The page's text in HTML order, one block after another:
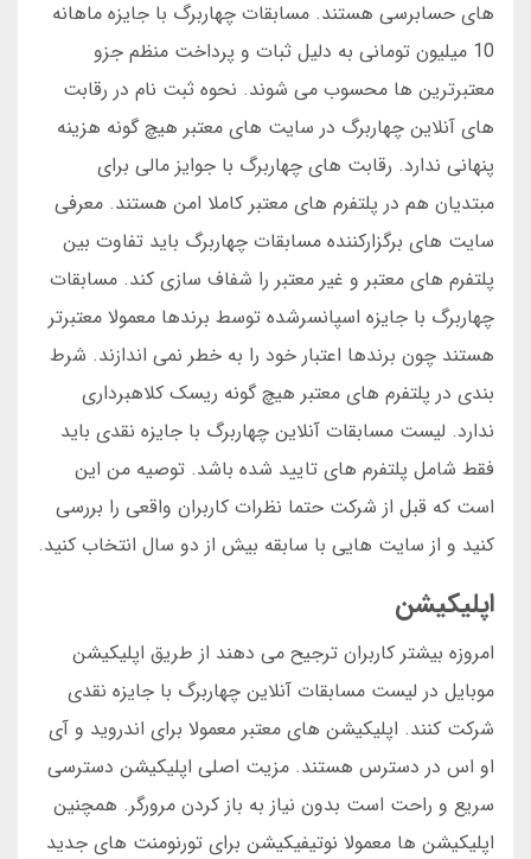
های حسابرسی هستند. مسابقات چهاربرگ با جایزه ماهانه
10 میلیون تومانی به دلیل ثبات و پرداخت منظم جزو
معتبرترین ها محسوب می شوند. نحوه ثبت نام در رقابت
های آنلاین چهاربرگ در سایت های معتبر هیچ گونه هزینه
پنهانی ندارد. رقابت های چهاربرگ با جوایز مالی برای
مبتدیان هم در پلتفرم های معتبر کاملا امن هستند. معرفی
سایت های برگزارکننده مسابقات چهاربرگ باید تفاوت بین
پلتفرم های معتبر و غیر معتبر را شفاف سازی کند. مسابقات
چهاربرگ با جایزه اسپانسرشده توسط برندها معمولا معتبرتر
هستند چون برندها اعتبار خود را به خطر نمی اندازند. شرط
بندی در پلتفرم های معتبر هیچ گونه ریسک کلاهبرداری
ندارد. لیست مسابقات آنلاین چهاربرگ با جایزه نقدی باید
فقط شامل پلتفرم های تایید شده باشد. توصیه من این
است که قبل از شرکت حتما نظرات کاربران واقعی را بررسی
کنید و از سایت هایی با سابقه بیش از دو سال انتخاب کنید.
اپلیکیشن
امروزه بیشتر کاربران ترجیح می دهند از طریق اپلیکیشن
موبایل در لیست مسابقات آنلاین چهاربرگ با جایزه نقدی
شرکت کنند. اپلیکیشن های معتبر معمولا برای اندروید و آی
او اس در دسترس هستند. مزیت اصلی اپلیکیشن دسترسی
سریع و راحت است بدون نیاز به باز کردن مرورگر. همچنین
اپلیکیشن ها معمولا نوتیفیکیشن برای تورنومنت های جدید